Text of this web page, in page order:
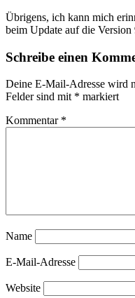
Übrigens, ich kann mich
beim Update auf die
Schreibe einen
Deine E-Mail-Adresse wird
Felder sind mit * markiert
Kommentar *
Name
E-Mail-Adresse
Website